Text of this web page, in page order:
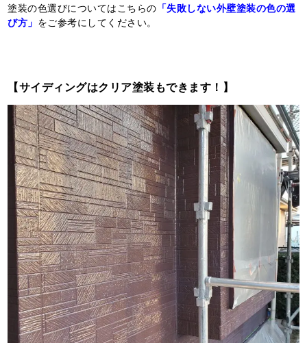
塗装の色選びについてはこちらの 「失敗しない外壁塗装の色の選
び方」 をご参考にしてください。
【サイディングはクリア塗装もできます！】